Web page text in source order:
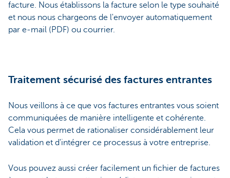
facture. Nous établissons la facture selon le type souhaité
et nous nous chargeons de l'envoyer automatiquement
par e-mail (PDF) ou courrier.
Traitement sécurisé des factures entrantes
Nous veillons à ce que vos factures entrantes vous soient
communiquées de manière intelligente et cohérente.
Cela vous permet de rationaliser considérablement leur
validation et d'intégrer ce processus à votre entreprise.
Vous pouvez aussi créer facilement un fichier de factures